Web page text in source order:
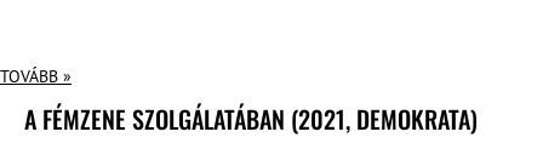
TOVÁBB »
A FÉMZENE SZOLGÁLATÁBAN (2021, DEMOKRATA)